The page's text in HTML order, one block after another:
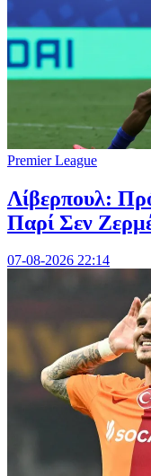
Premier League
Λίβερπουλ:
Παρί Σεν
07-08-2026 22:14